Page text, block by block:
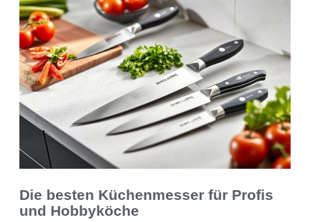
Die besten Küchenmesser für Profis
und Hobbyköche